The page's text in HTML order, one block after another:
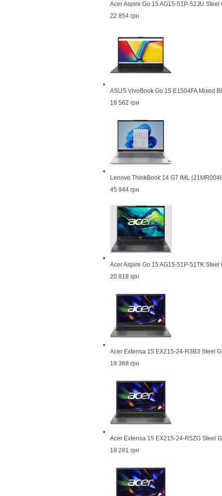
Acer Aspire Go 15 AG15-51P-52JU
22 854 грн
ASUS VivoBook Go 15 E1504FA Mixed
18 562 грн
Lenovo ThinkBook 14 G7 IML
45 944 грн
Acer Aspire Go 15 AG15-51P-51TK
20 818 грн
Acer Extensa 15 EX215-24-R3B3 Steel
19 368 грн
Acer Extensa 15 EX215-24-R5ZG Steel
18 281 грн